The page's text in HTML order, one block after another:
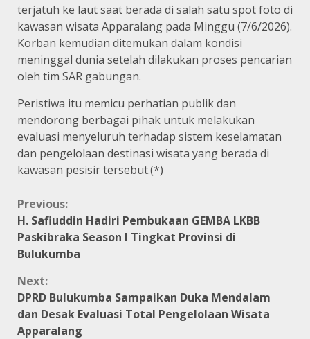
terjatuh ke laut saat berada di salah satu spot foto di
kawasan wisata Apparalang pada Minggu (7/6/2026).
Korban kemudian ditemukan dalam kondisi
meninggal dunia setelah dilakukan proses pencarian
oleh tim SAR gabungan.
Peristiwa itu memicu perhatian publik dan
mendorong berbagai pihak untuk melakukan
evaluasi menyeluruh terhadap sistem keselamatan
dan pengelolaan destinasi wisata yang berada di
kawasan pesisir tersebut.(*)
Continue
Reading
Previous:
H. Safiuddin Hadiri Pembukaan GEMBA LKBB
Paskibraka Season I Tingkat Provinsi di
Bulukumba
Next:
DPRD Bulukumba Sampaikan Duka Mendalam
dan Desak Evaluasi Total Pengelolaan Wisata
Apparalang